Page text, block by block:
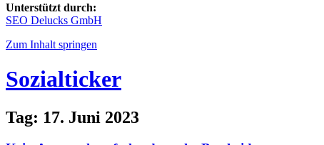
Unterstützt durch:
SEO Delucks GmbH
Zum Inhalt springen
Sozialticker
Tag: 17. Juni 2023